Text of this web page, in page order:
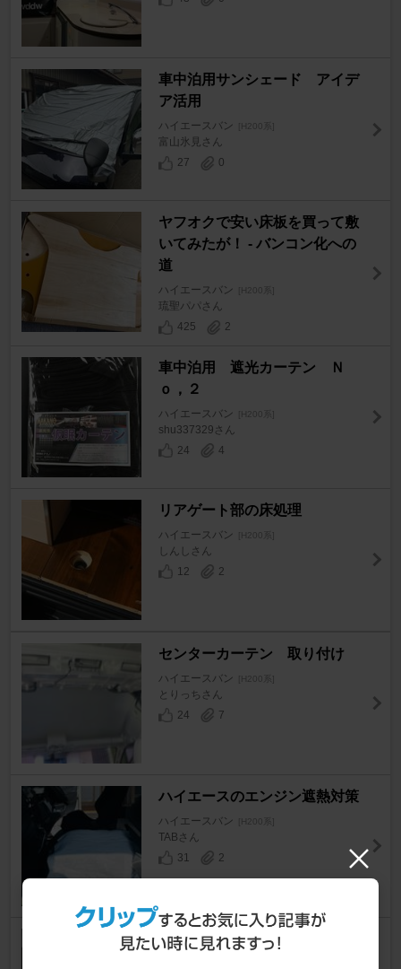
車中泊用サンシェード アイデ
ア活用
ハイエースバン [H200系]
富山氷見さん
27
0
ヤフオクで安い床板を買って敷
いてみたが！ - バンコン化への
道
ハイエースバン [H200系]
琉聖パパさん
425
2
車中泊用 遮光カーテン Ｎ
ｏ，２
ハイエースバン [H200系]
shu337329さん
24
4
リアゲート部の床処理
ハイエースバン [H200系]
しんしさん
12
2
センターカーテン 取り付け
ハイエースバン [H200系]
とりっちさん
24
7
ハイエースのエンジン遮熱対策
ハイエースバン [H200系]
TABさん
31
2
前席足元（普段目線では気にな